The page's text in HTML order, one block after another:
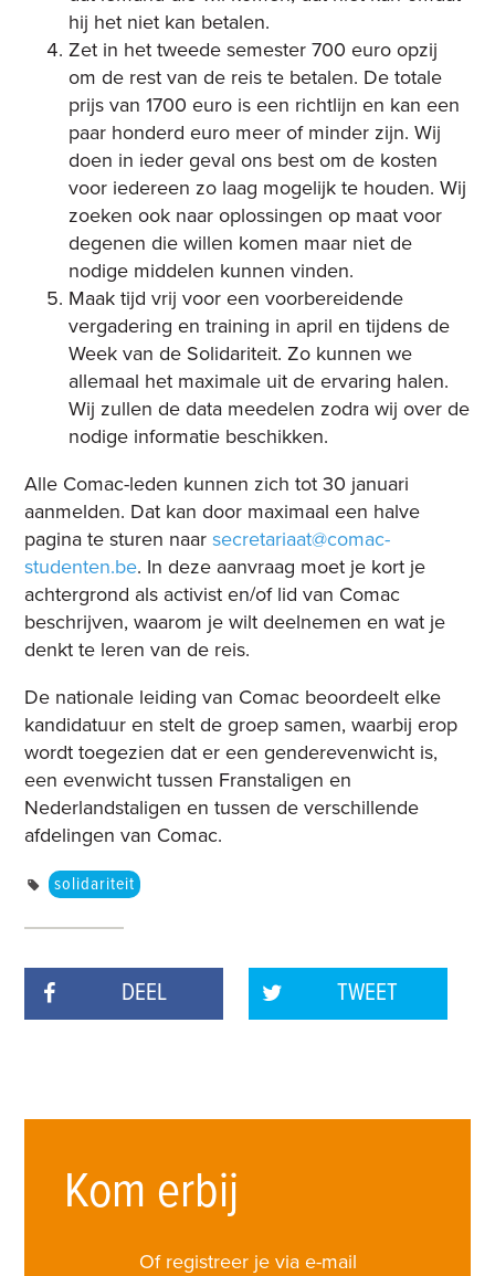
hij het niet kan betalen.
Zet in het tweede semester 700 euro opzij
om de rest van de reis te betalen. De totale
prijs van 1700 euro is een richtlijn en kan een
paar honderd euro meer of minder zijn. Wij
doen in ieder geval ons best om de kosten
voor iedereen zo laag mogelijk te houden. Wij
zoeken ook naar oplossingen op maat voor
degenen die willen komen maar niet de
nodige middelen kunnen vinden.
Maak tijd vrij voor een voorbereidende
vergadering en training in april en tijdens de
Week van de Solidariteit. Zo kunnen we
allemaal het maximale uit de ervaring halen.
Wij zullen de data meedelen zodra wij over de
nodige informatie beschikken.
Alle Comac-leden kunnen zich tot 30 januari
aanmelden. Dat kan door maximaal een halve
pagina te sturen naarsecretariaat@comac-
studenten.be. In deze aanvraag moet je kort je
achtergrond als activist en/of lid van Comac
beschrijven, waarom je wilt deelnemen en wat je
denkt te leren van de reis.
De nationale leiding van Comac beoordeelt elke
kandidatuur en stelt de groep samen, waarbij erop
wordt toegezien dat er een genderevenwicht is,
een evenwicht tussen Franstaligen en
Nederlandstaligen en tussen de verschillende
afdelingen van Comac.
solidariteit
DEEL TWEET
Kom erbij
Of registreer je via e-mail